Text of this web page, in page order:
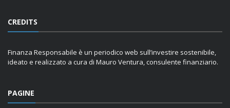
CREDITS
Finanza Responsabile è un periodico web sull’investire sostenibile,
ideato e realizzato a cura di Mauro Ventura, consulente finanziario.
PAGINE